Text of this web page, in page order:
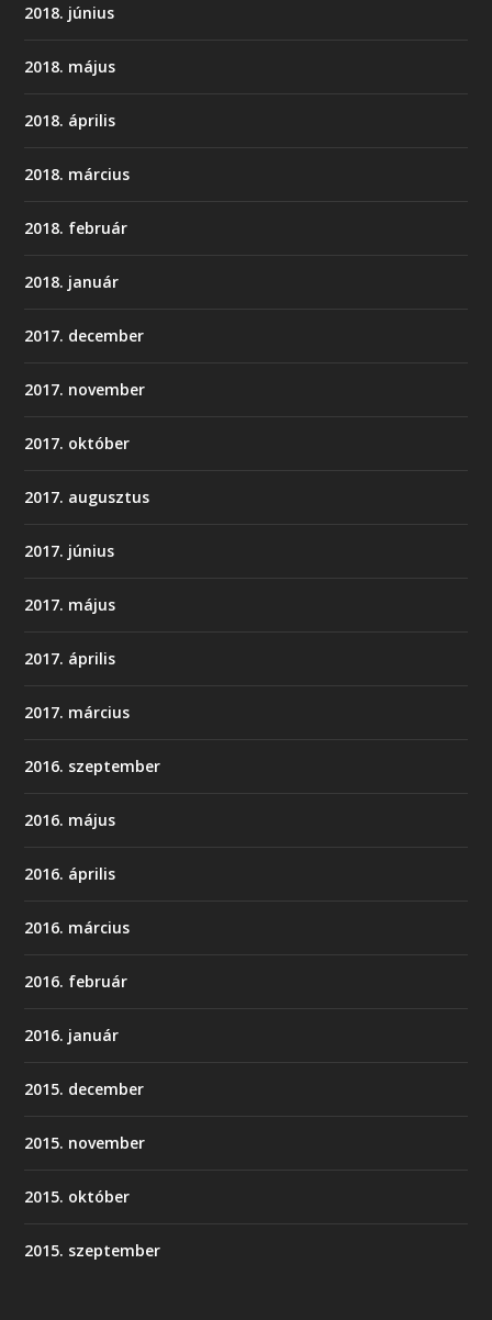
2018. június
2018. május
2018. április
2018. március
2018. február
2018. január
2017. december
2017. november
2017. október
2017. augusztus
2017. június
2017. május
2017. április
2017. március
2016. szeptember
2016. május
2016. április
2016. március
2016. február
2016. január
2015. december
2015. november
2015. október
2015. szeptember